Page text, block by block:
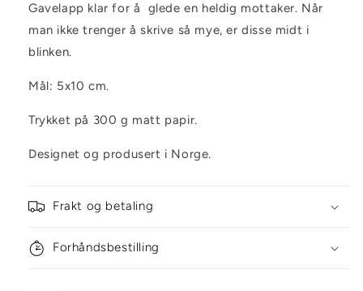
Gavelapp klar for å glede en heldig mottaker. Når
man ikke trenger å skrive så mye, er disse midt i
blinken.
Mål: 5x10 cm.
Trykket på 300 g matt papir.
Designet og produsert i Norge.
Frakt og betaling
Forhåndsbestilling